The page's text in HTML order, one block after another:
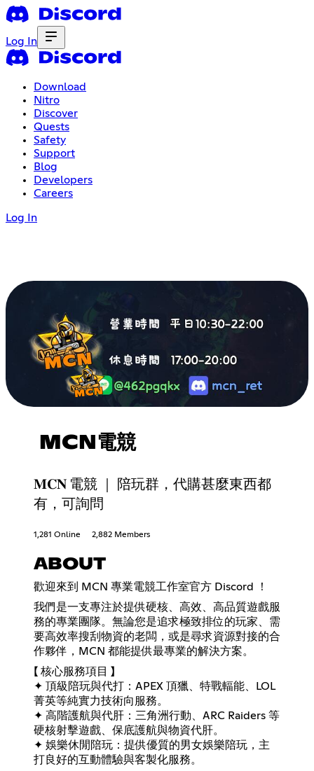
Log In
Download
Nitro
Discover
Quests
Safety
Support
Blog
Developers
Careers
Log In
MCN電競
𝐌𝐂𝐍 電競 ｜ 陪玩群，代購甚麼東西都
有，可詢問
1,281 Online 2,882 Members
ABOUT
歡迎來到 MCN 專業電競工作室官方 Discord ！
我們是一支專注於提供硬核、高效、高品質遊戲服
務的專業團隊。無論您是追求極致排位的玩家、需
要高效率搜刮物資的老闆，或是尋求資源對接的合
作夥伴，MCN 都能提供最專業的解決方案。
【 核心服務項目 】
✦ 頂級陪玩與代打：APEX 頂獵、特戰輻能、LOL
菁英等純實力技術向服務。
✦ 高階護航與代肝：三角洲行動、ARC Raiders 等
硬核射擊遊戲、保底護航與物資代肝。
✦ 娛樂休閒陪玩：提供優質的男女娛樂陪玩，主
打良好的互動體驗與客製化服務。